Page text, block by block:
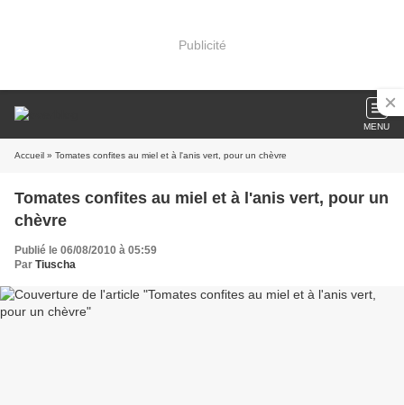
Publicité
MENU
Accueil » Tomates confites au miel et à l'anis vert, pour un chèvre
Tomates confites au miel et à l'anis vert, pour un
chèvre
Publié le 06/08/2010 à 05:59
Par Tiuscha